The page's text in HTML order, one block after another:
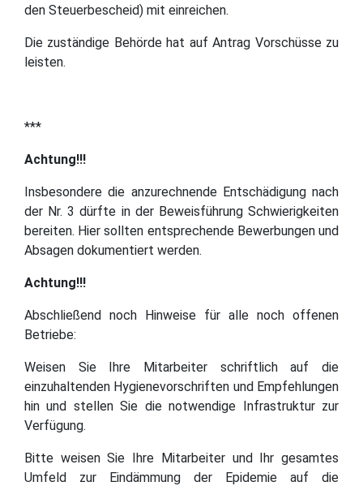
den Steuerbescheid) mit einreichen.
Die zuständige Behörde hat auf Antrag Vorschüsse zu
leisten.
***
Achtung!!!
Insbesondere die anzurechnende Entschädigung nach
der Nr. 3 dürfte in der Beweisführung Schwierigkeiten
bereiten. Hier sollten entsprechende Bewerbungen und
Absagen dokumentiert werden.
Achtung!!!
Abschließend noch Hinweise für alle noch offenen
Betriebe:
Weisen Sie Ihre Mitarbeiter schriftlich auf die
einzuhaltenden Hygienevorschriften und Empfehlungen
hin und stellen Sie die notwendige Infrastruktur zur
Verfügung.
Bitte weisen Sie Ihre Mitarbeiter und Ihr gesamtes
Umfeld zur Eindämmung der Epidemie auf die